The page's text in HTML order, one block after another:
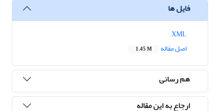
فایل ها
اصل مقاله
1.45 M
هم رسانی
ارجاع به این مقاله